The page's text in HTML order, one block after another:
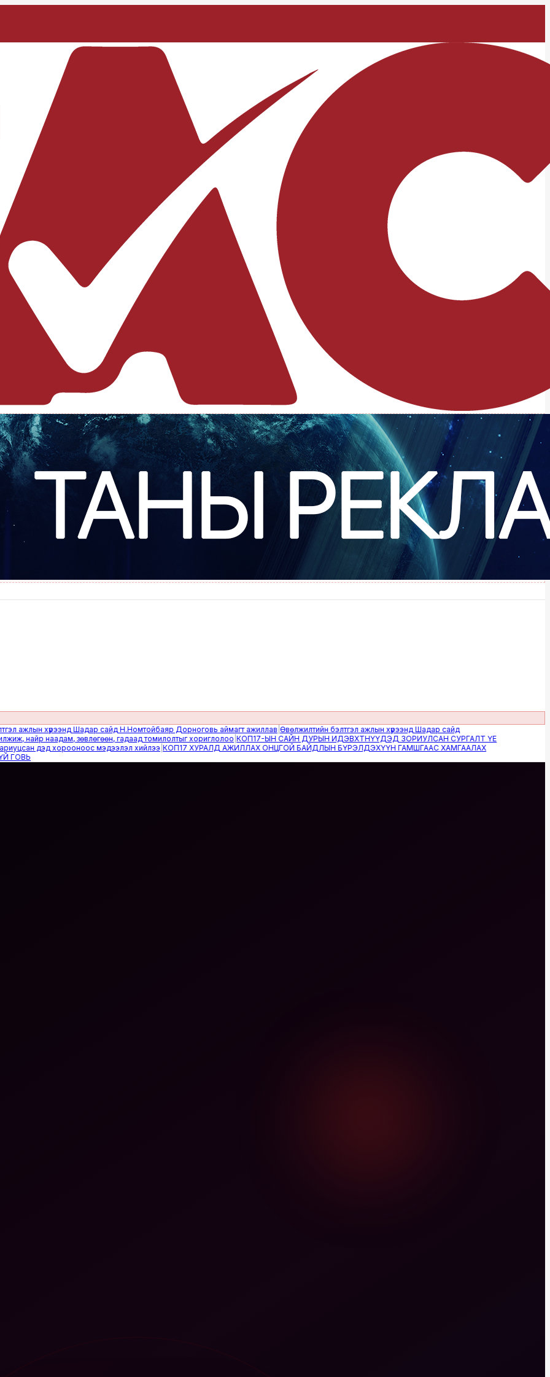
хүрээнд Шадар сайд Н.Номтойбаяр Дорноговь аймагт ажиллав|Өвөлжилтийн бэлтгэл ажлын хүрээнд Шадар сайд
наадам, зөвлөгөөн, гадаад томилолтыг хориглолоо|КОП17-ЫН САЙН ДУРЫН ИДЭВХТНҮҮДЭД ЗОРИУЛСАН СУРГАЛТ ҮЕ
дэд хорооноос мэдээлэл хийлээ|КОП17 ХУРАЛД АЖИЛЛАХ ОНЦГОЙ БАЙДЛЫН БҮРЭЛДЭХҮҮН ГАМШГААС ХАМГААЛАХ